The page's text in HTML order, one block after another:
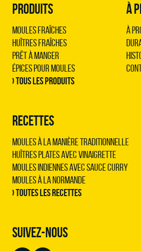
PRODUITS
Moules Fraîches
Huîtres Fraîches
Prêt à Manger
Épices pour Moules
› Tous les produits
RECETTES
Moules à la manière traditionnelle
Huîtres plates avec vinaigrette
Moules indiennes avec sauce curry
Moules à la normande
› Toutes les recettes
À
À
SUIVEZ-NOUS